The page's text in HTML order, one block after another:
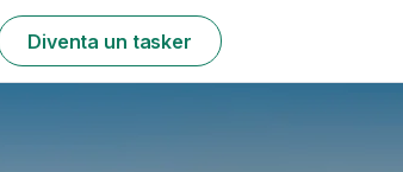
Diventa un tasker